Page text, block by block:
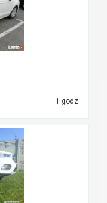
1 godz.